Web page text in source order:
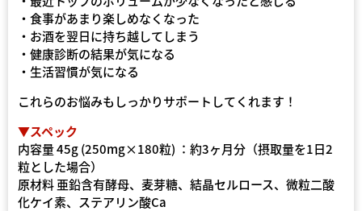
・食事があまり楽しめなくなった
・お酒を翌日に持ち越してしまう
・健康診断の結果が気になる
・生活習慣が気になる
これらのお悩みもしっかりサポートしてくれます！
▼スペック
内容量 45g (250mg×180粒) ：約3ヶ月分（摂取量を1日2
粒とした場合）
原材料 亜鉛含有酵母、麦芽糖、結晶セルロース、微粒二酸
化ケイ素、ステアリン酸Ca